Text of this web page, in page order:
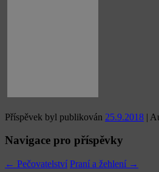
Příspěvek byl publikován 25.9.2018 |
Navigace pro příspěvky
← Pečovatelství Praní a žehlení →